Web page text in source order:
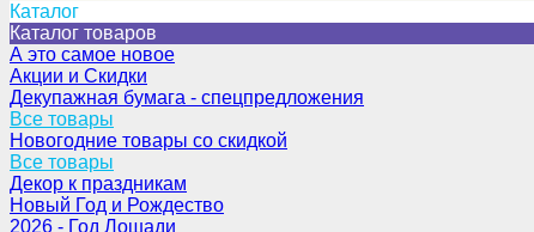
Каталог
Каталог товаров
А это самое новое
Акции и Скидки
Декупажная бумага - спецпредложения
Все товары
Новогодние товары со скидкой
Все товары
Декор к праздникам
Новый Год и Рождество
2026 - Год Лошади